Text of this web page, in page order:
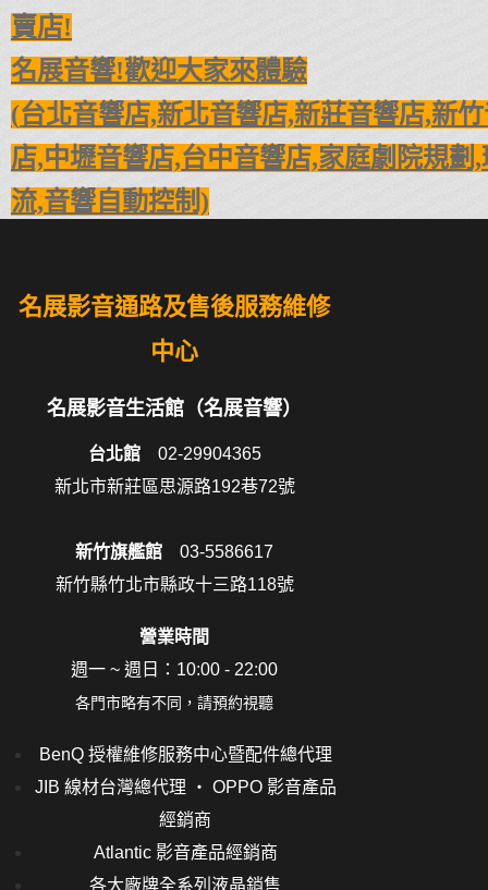
賣店!
名展音響!歡迎大家來體驗
(台北音響店,新北音響店,新莊音響店,新
店,中壢音響店,台中音響店,家庭劇院規劃
流,音響自動控制)
名展影音通路及售後服務維修
中心
名展影音生活館（名展音響）
台北館02-29904365
新北市新莊區思源路192巷72號
新竹旗艦館 03-5586617
新竹縣竹北市縣政十三路118號
營業時間
週一 ~ 週日：10:00 - 22:00
各門市略有不同，請預約視聽
BenQ 授權維修服務中心暨配件總代理
JIB 線材台灣總代理 ‧ OPPO 影音產品
經銷商
Atlantic 影音產品經銷商
各大廠牌全系列液晶銷售